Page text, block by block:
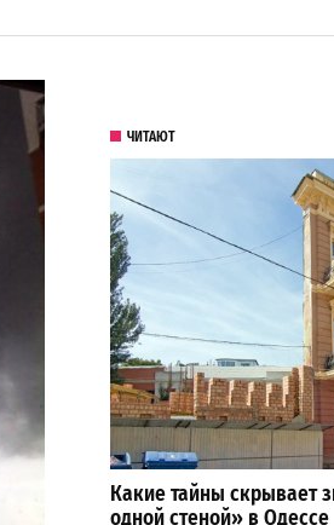
ЧИТАЮТ
Какие тайны скрывает
одной стеной» в Одессе